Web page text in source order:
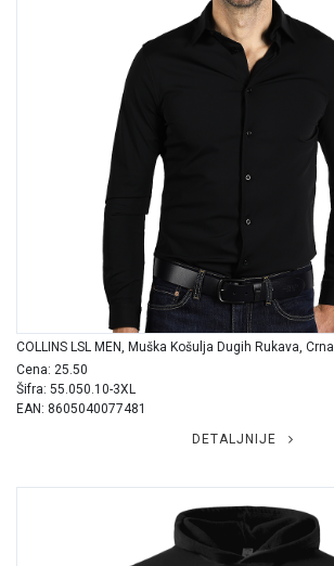
COLLINS LSL MEN, Muška Košulja Dugih Rukava, Crna
Cena: 25.50
Šifra: 55.050.10-3XL
EAN: 8605040077481
DETALJNIJE